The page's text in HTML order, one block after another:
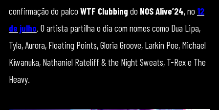
confirmação do palco WTF Clubbing do NOS Alive’24, no 12
de julho. O artista partilha o dia com nomes como Dua Lipa,
Tyla, Aurora, Floating Points, Gloria Groove, Larkin Poe, Michael
Kiwanuka, Nathaniel Rateliff & the Night Sweats, T-Rex e The
Heavy.